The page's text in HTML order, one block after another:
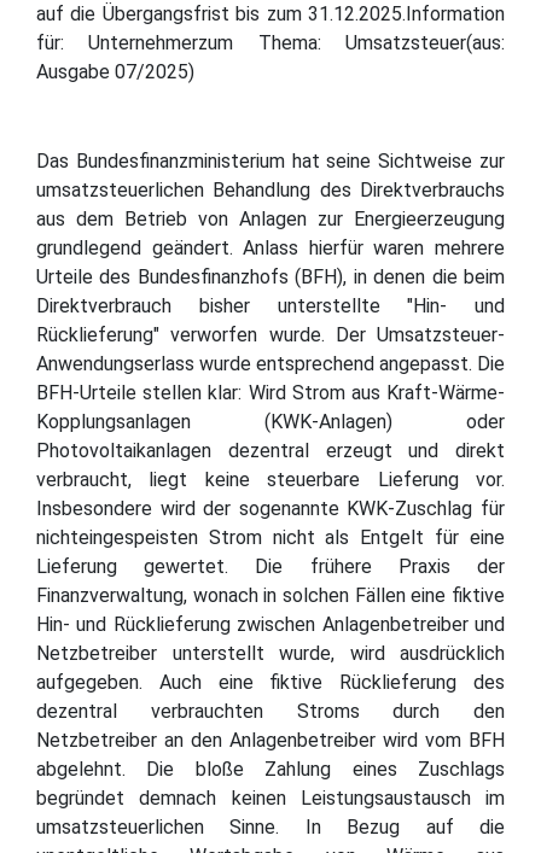
auf die Übergangsfrist bis zum 31.12.2025.Information
für: Unternehmerzum Thema: Umsatzsteuer(aus:
Ausgabe 07/2025)
Das Bundesfinanzministerium hat seine Sichtweise zur
umsatzsteuerlichen Behandlung des Direktverbrauchs
aus dem Betrieb von Anlagen zur Energieerzeugung
grundlegend geändert. Anlass hierfür waren mehrere
Urteile des Bundesfinanzhofs (BFH), in denen die beim
Direktverbrauch bisher unterstellte "Hin- und
Rücklieferung" verworfen wurde. Der Umsatzsteuer-
Anwendungserlass wurde entsprechend angepasst. Die
BFH-Urteile stellen klar: Wird Strom aus Kraft-Wärme-
Kopplungsanlagen (KWK-Anlagen) oder
Photovoltaikanlagen dezentral erzeugt und direkt
verbraucht, liegt keine steuerbare Lieferung vor.
Insbesondere wird der sogenannte KWK-Zuschlag für
nichteingespeisten Strom nicht als Entgelt für eine
Lieferung gewertet. Die frühere Praxis der
Finanzverwaltung, wonach in solchen Fällen eine fiktive
Hin- und Rücklieferung zwischen Anlagenbetreiber und
Netzbetreiber unterstellt wurde, wird ausdrücklich
aufgegeben. Auch eine fiktive Rücklieferung des
dezentral verbrauchten Stroms durch den
Netzbetreiber an den Anlagenbetreiber wird vom BFH
abgelehnt. Die bloße Zahlung eines Zuschlags
begründet demnach keinen Leistungsaustausch im
umsatzsteuerlichen Sinne. In Bezug auf die